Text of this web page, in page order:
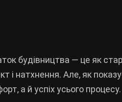
будівництва — це як
і натхнення. Але, як
а й успіх усього